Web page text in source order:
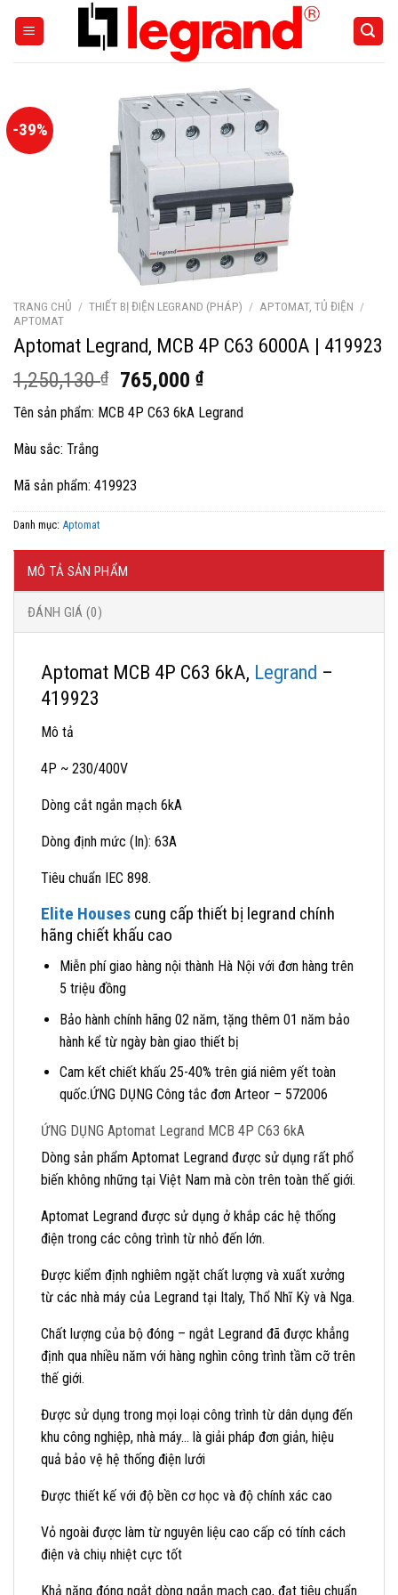
-39%
TRANG CHỦ / THIẾT BỊ ĐIỆN LEGRAND (PHÁP) / APTOMAT, TỦ ĐIỆN /
APTOMAT
Aptomat Legrand, MCB 4P C63 6000A | 419923
1,250,130₫
Giá
gốc
là:
765,000₫Giá
tại
Tên sản phẩm: MCB 4P C63 6kA Legrand
Màu sắc: Trắng
Mã sản phẩm: 419923
Danh mục: Aptomat
MÔ TẢ SẢN PHẨM
ĐÁNH GIÁ (0)
Aptomat MCB 4P C63 6kA, Legrand –
419923
Mô tả
4P ~ 230/400V
Dòng cắt ngắn mạch 6kA
Dòng định mức (In): 63A
Tiêu chuẩn IEC 898.
Elite Houses cung cấp thiết bị legrand chính
hãng chiết khấu cao
Miễn phí giao hàng nội thành Hà Nội với đơn hàng trên
5 triệu đồng
Bảo hành chính hãng 02 năm, tặng thêm 01 năm bảo
hành kể từ ngày bàn giao thiết bị
Cam kết chiết khấu 25-40% trên giá niêm yết toàn
quốc.ỨNG DỤNG Công tắc đơn Arteor – 572006
ỨNG DỤNG Aptomat Legrand MCB 4P C63 6kA
Dòng sản phẩm Aptomat Legrand được sử dụng rất phổ
biến không những tại Việt Nam mà còn trên toàn thế giới.
Aptomat Legrand được sử dụng ở khắp các hệ thống
điện trong các công trình từ nhỏ đến lớn.
Được kiểm định nghiêm ngặt chất lượng và xuất xưởng
từ các nhà máy của Legrand tại Italy, Thổ Nhĩ Kỳ và Nga.
Chất lượng của bộ đóng – ngắt Legrand đã được khẳng
định qua nhiều năm với hàng nghìn công trình tầm cỡ trên
thế giới.
Được sử dụng trong mọi loại công trình từ dân dụng đến
khu công nghiệp, nhà máy… là giải pháp đơn giản, hiệu
quả bảo vệ hệ thống điện lưới
Được thiết kế với độ bền cơ học và độ chính xác cao
Vỏ ngoài được làm từ nguyên liệu cao cấp có tính cách
điện và chiụ nhiệt cực tốt
Khả năng đóng ngắt dòng ngắn mạch cao, đạt tiêu chuẩn